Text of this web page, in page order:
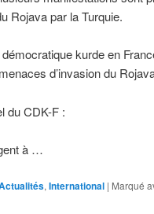
Rojava par la Turquie.
kurde en
d’invasion du
du CDK-F :
à …
, International | Marqué